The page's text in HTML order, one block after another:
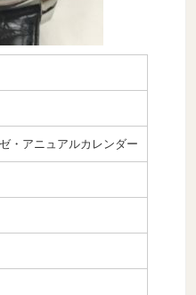
・アニュアルカレンダー